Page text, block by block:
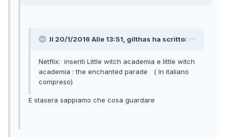
Il 20/1/2016 Alle 13:51, gilthas ha scritto:
Netflix: inseriti Little witch academia e little witch
academia : the enchanted parade ( In italiano
compreso)
E stasera sappiamo che cosa guardare